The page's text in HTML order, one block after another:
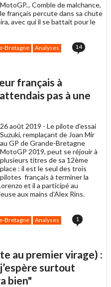
MotoGP... Comble de malchance,
le français percute dans sa chute
avec qui il se battait pour le
Bretagne Analyses 14
français à
pas à une
26 août 2019 - Le pilote d'essai
Suzuki, remplaçant de Joan Mir
au GP de Grande-Bretagne
MotoGP 2019, peut se réjouir à
plusieurs titres de sa 12ème
place : il est le seul des trois
pilotes français à terminer la
et il a participé au
aux mains d'Alex Rins.
Bretagne Analyses 1
au premier virage) :
surtout
bien"